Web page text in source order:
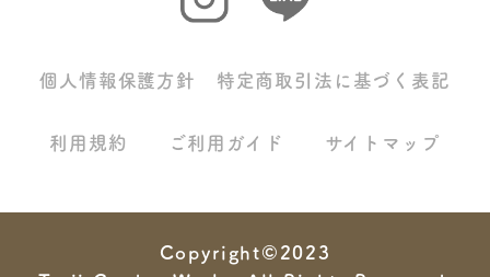
個人情報保護方針 特定商取引法に基づく表記
利用規約 ご利用ガイド サイトマップ
Copyright©2023